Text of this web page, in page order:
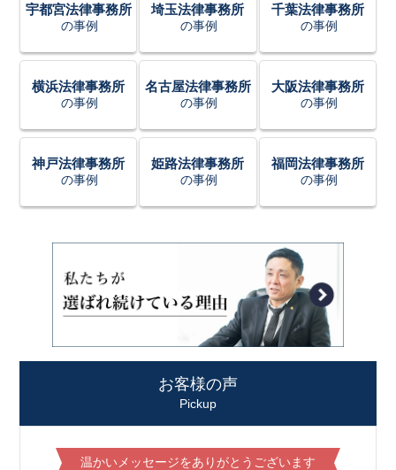
宇都宮法律事務所
の事例
埼玉法律事務所
の事例
千葉法律事務所
の事例
横浜法律事務所
の事例
名古屋法律事務所
の事例
大阪法律事務所
の事例
神戸法律事務所
の事例
姫路法律事務所
の事例
福岡法律事務所
の事例
お客様の声
Pickup
温かいメッセージをありがとうございます